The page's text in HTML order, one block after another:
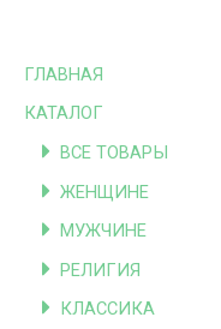
ГЛАВНАЯ
КАТАЛОГ
ВСЕ ТОВАРЫ
ЖЕНЩИНЕ
МУЖЧИНЕ
РЕЛИГИЯ
КЛАССИКА